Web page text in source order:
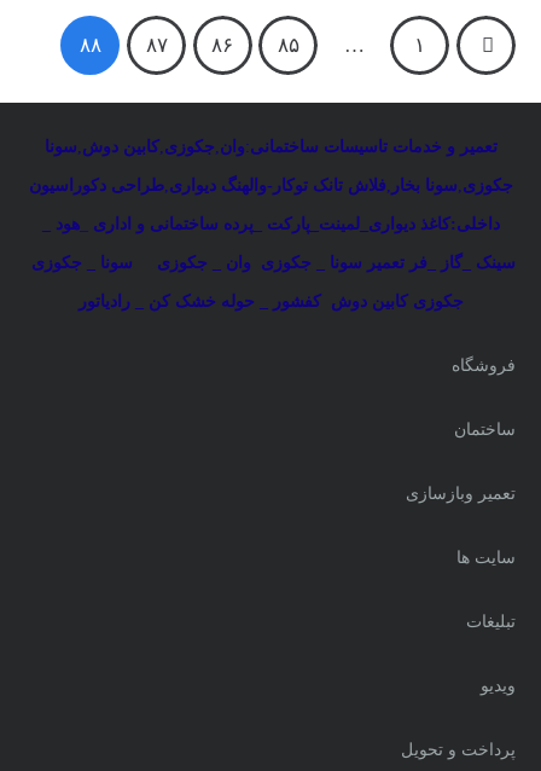
راهبری
نوشته‌ها
۱ … ۸۵ ۸۶ ۸۷ ۸۸
تعمیر و خدمات تاسیسات ساختمانی:وان,جکوزی,کابین دوش,سونا
جکوزی,سونا بخار ,فلاش تانک توکار-والهنگ دیواری,طراحی دکوراسیون
داخلی:کاغذ دیواری_لمینت_پارکت _پرده ساختمانی و اداری _هود _
سینک _گاز _فر تعمیر سونا _ جکوزی وان _ جکوزی سونا _ جکوزی
جکوزی کابین دوش کفشور _ حوله خشک کن _ رادیاتور
فروشگاه
ساختمان
تعمیر وبازسازی
سایت ها
تبلیغات
ویدیو
پرداخت و تحویل